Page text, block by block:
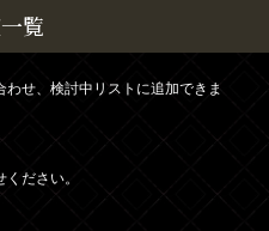
覧
せ、検討中リストに追加できま
ださい。